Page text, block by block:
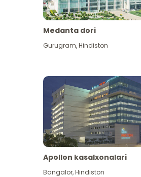
Medanta dori
Gurugram,Hindiston
Apollon kasalxonalari
Bangalor,Hindiston